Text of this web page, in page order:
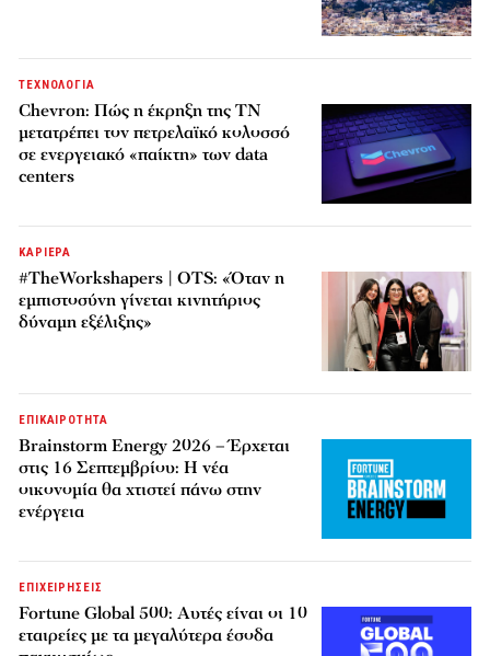
ΤΕΧΝΟΛΟΓΙΑ
Chevron: Πώς η έκρηξη της ΤΝ
μετατρέπει τον πετρελαϊκό κολοσσό
σε ενεργειακό «παίκτη» των data
centers
ΚΑΡΙΕΡΑ
#TheWorkshapers | OTS: «Όταν η
εμπιστοσύνη γίνεται κινητήριος
δύναμη εξέλιξης»
ΕΠΙΚΑΙΡΟΤΗΤΑ
Brainstorm Energy 2026 – Έρχεται
στις 16 Σεπτεμβρίου: Η νέα
οικονομία θα χτιστεί πάνω στην
ενέργεια
ΕΠΙΧΕΙΡΗΣΕΙΣ
Fortune Global 500: Αυτές είναι οι 10
εταιρείες με τα μεγαλύτερα έσοδα